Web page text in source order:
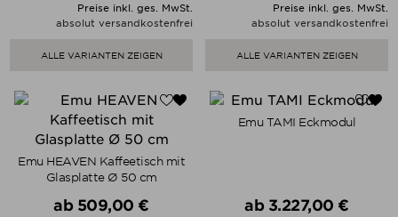
Preise inkl. ges. MwSt.
absolut versandkostenfrei
ALLE VARIANTEN ZEIGEN
Preise inkl. ges. MwSt.
absolut versandkostenfrei
ALLE VARIANTEN ZEIGEN
Emu HEAVEN Kaffeetisch mit
Glasplatte Ø 50 cm
Verkaufspreis
ab 509,00 €
Emu TAMI Eckmodul
Verkaufspreis
ab 3.227,00 €